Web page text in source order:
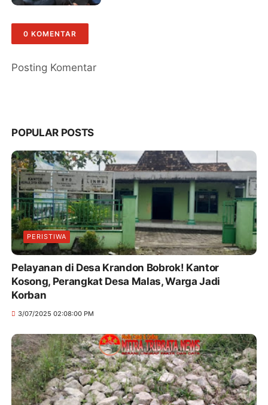
0 KOMENTAR
Posting Komentar
POPULAR POSTS
PERISTIWA
Pelayanan di Desa Krandon Bobrok! Kantor
Kosong, Perangkat Desa Malas, Warga Jadi
Korban
3/07/2025 02:08:00 PM